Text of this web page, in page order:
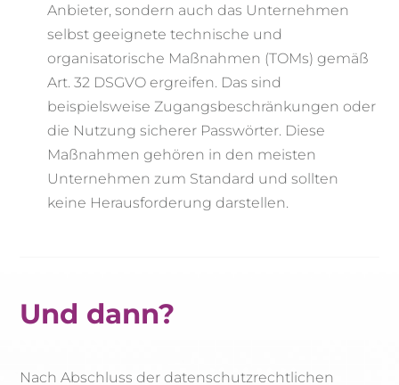
Anbieter, sondern auch das Unternehmen
selbst geeignete technische und
organisatorische Maßnahmen (TOMs) gemäß
Art. 32 DSGVO ergreifen. Das sind
beispielsweise Zugangsbeschränkungen oder
die Nutzung sicherer Passwörter. Diese
Maßnahmen gehören in den meisten
Unternehmen zum Standard und sollten
keine Herausforderung darstellen.
Und dann?
Nach Abschluss der datenschutzrechtlichen